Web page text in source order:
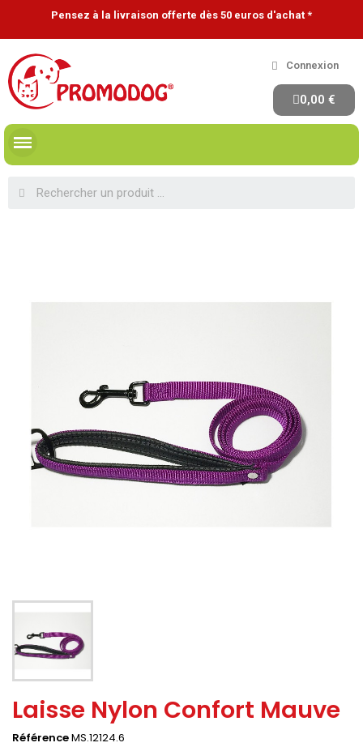
Pensez à la livraison offerte dès 50 euros d'achat *
Connexion
0,00 €
Laisse Nylon Confort Mauve
RéférenceMS.12124.6